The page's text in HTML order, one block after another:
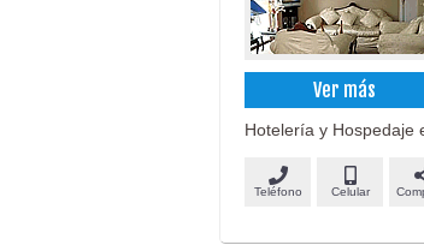
Ver más
Hotelería y Hospedaje
Teléfono Celular